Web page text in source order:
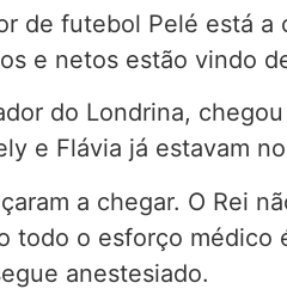
de futebol Pelé está
e netos estão vindo
do Londrina,
e Flávia já estavam
a chegar. O Rei
todo o esforço médico
anestesiado.